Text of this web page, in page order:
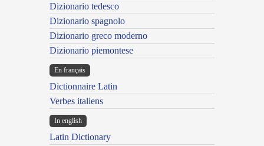
Dizionario tedesco
Dizionario spagnolo
Dizionario greco moderno
Dizionario piemontese
En français
Dictionnaire Latin
Verbes italiens
In english
Latin Dictionary